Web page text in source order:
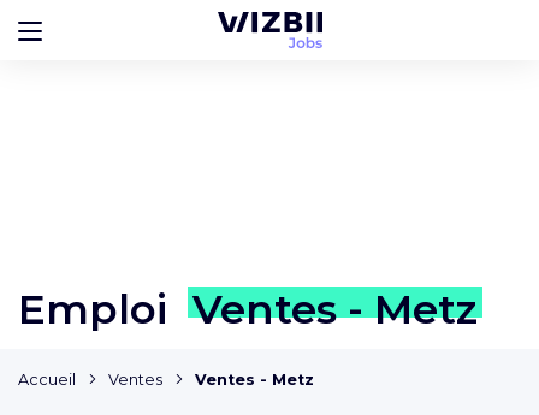
Emploi Ventes - Metz
Accueil Ventes Ventes - Metz